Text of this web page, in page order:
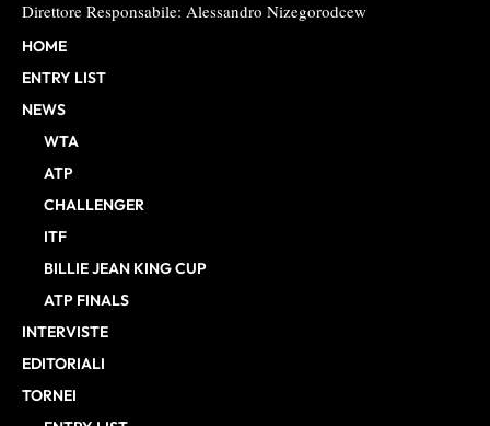
Direttore Responsabile: Alessandro Nizegorodcew
HOME
ENTRY LIST
NEWS
WTA
ATP
CHALLENGER
ITF
BILLIE JEAN KING CUP
ATP FINALS
INTERVISTE
EDITORIALI
TORNEI